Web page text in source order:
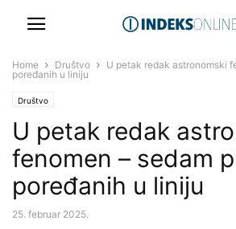
Home Društvo
U petak redak astronomski
poređanih u liniju
Društvo
U petak redak
fenomen – sedam
poređanih u liniju
25. februar 2025.